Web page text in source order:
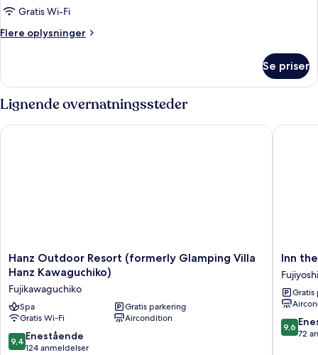
kæledyr
-
Gratis Wi-Fi
Flere oplysninger
Flere
telt
-
kæledyr
tilladt
-
Se priser
Lignende overnatningssteder
Hanz
Outdoor
(formerly
Glamping
Villa
Hanz
Kawaguchiko)
Hanz Outdoor Resort (formerly Glamping Villa
Hanz Kawaguchiko)
Fujikawaguchiko
Spa
Gratis parkering
Gratis Wi-Fi
Aircondition
9.4
ud
9,4 Enestående
124 anmeldelser
Hanz Outdoor Resort (formerly Glamping Villa Hanz
Inn
the
Fuji
Inn
Gratis
9.6
ud
9,6
72
Inn the